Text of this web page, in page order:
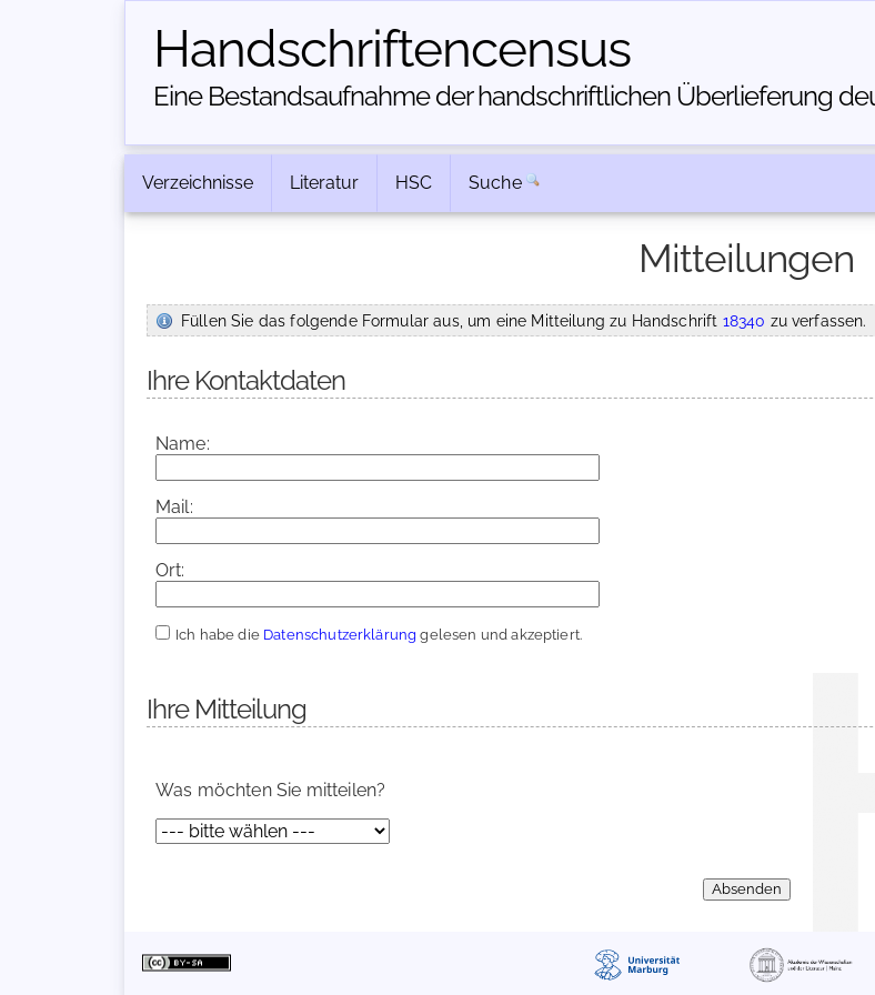
Handschriften­census
Eine Bestandsaufnahme der handschriftlichen Über­lieferung
Verzeichnisse Literatur HSC Suche
Mitteilungen
Füllen Sie das folgende Formular aus, um eine Mitteilung zu Handschrift 18340 zu verfassen.
Ihre Kontaktdaten
Name:
Mail:
Ort:
Ich habe die Datenschutzerklärung gelesen und akzeptiert.
Ihre Mitteilung
Was möchten Sie mitteilen?